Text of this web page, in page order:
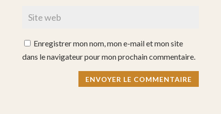
Enregistrer mon nom, mon e-mail et mon site
dans le navigateur pour mon prochain commentaire.